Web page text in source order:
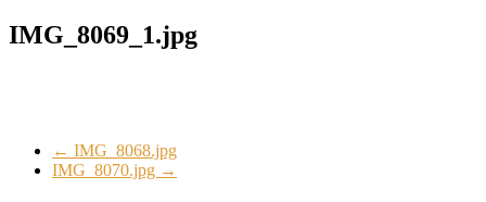
IMG_8069_1.jpg
← IMG_8068.jpg
IMG_8070.jpg →